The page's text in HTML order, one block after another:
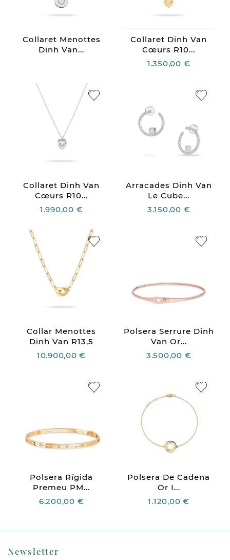
Collaret Menottes
Dinh Van...
Collaret Dinh Van
Cœurs R10...
1.350,00 €
Collaret Dinh Van
Cœurs R10...
1.990,00 €
Arracades Dinh Van
Le Cube...
3.150,00 €
Collar Menottes
Dinh Van R13,5
10.900,00 €
Polsera Serrure Dinh
Van Or...
3.500,00 €
Polsera Rígida
Premeu PM...
6.200,00 €
Polsera De Cadena
Or I...
1.120,00 €
Newsletter